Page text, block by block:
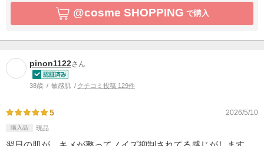
@cosme SHOPPING で購入
pinon1122さん
38歳 敏感肌 クチコミ投稿 129件
5 2026/5/10
購入品 現品